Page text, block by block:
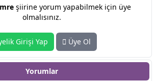
şiirine yorum yapabilmek için üye
olmalısınız.
Girişi Yap Üye Ol
Yorumlar